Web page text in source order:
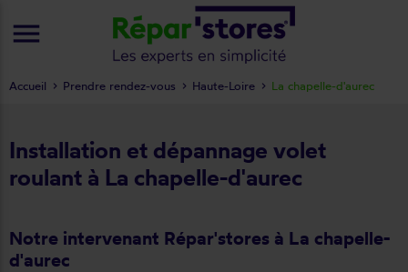
Installation et dépannage volet
roulant à La chapelle-d'aurec
Notre intervenant Répar'stores à La chapelle-
d'aurec
Accueil Prendre rendez-vous Haute-Loire La chapelle-d'aurec
menu